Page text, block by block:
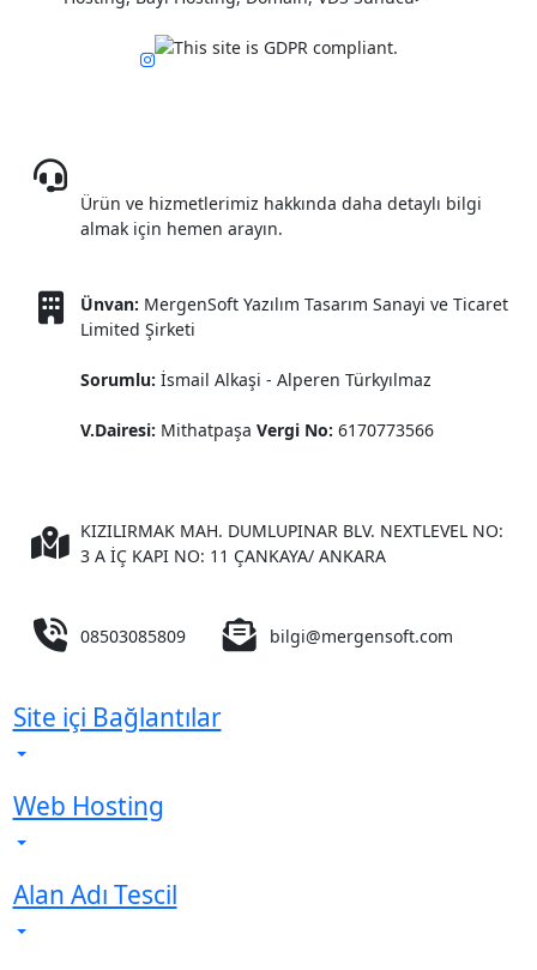
Ürün ve hizmetlerimiz hakkında daha detaylı bilgi
almak için hemen arayın.
Ünvan: MergenSoft Yazılım Tasarım Sanayi ve Ticaret
Limited Şirketi
Sorumlu: İsmail Alkaşi - Alperen Türkyılmaz
V.Dairesi: Mithatpaşa Vergi No: 6170773566
KIZILIRMAK MAH. DUMLUPINAR BLV. NEXTLEVEL NO:
3 A İÇ KAPI NO: 11 ÇANKAYA/ ANKARA
08503085809 bilgi@mergensoft.com
Site içi Bağlantılar
Web Hosting
Alan Adı Tescil